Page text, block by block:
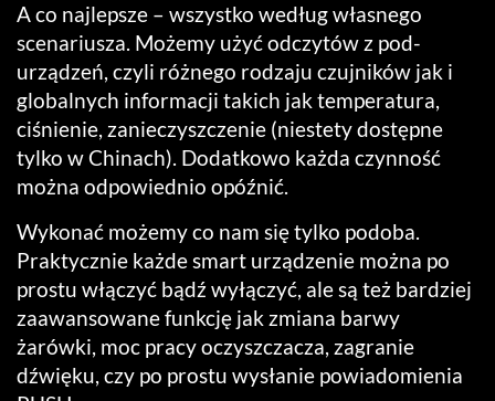
A co najlepsze – wszystko według własnego
scenariusza. Możemy użyć odczytów z pod-
urządzeń, czyli różnego rodzaju czujników jak i
globalnych informacji takich jak temperatura,
ciśnienie, zanieczyszczenie (niestety dostępne
tylko w Chinach). Dodatkowo każda czynność
można odpowiednio opóźnić.
Wykonać możemy co nam się tylko podoba.
Praktycznie każde smart urządzenie można po
prostu włączyć bądź wyłączyć, ale są też bardziej
zaawansowane funkcję jak zmiana barwy
żarówki, moc pracy oczyszczacza, zagranie
dźwięku, czy po prostu wysłanie powiadomienia